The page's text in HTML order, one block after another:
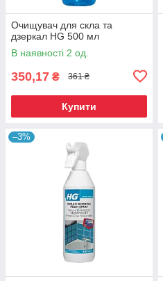
Очищувач для скла та
дзеркал HG 500 мл
В наявності 2 од.
350,17 ₴ 361 ₴
Купити
–3%